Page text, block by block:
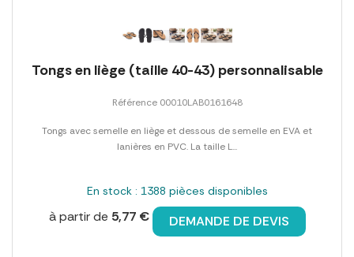
Tongs en liège (taille 40-43) personnalisable
Référence 00010LAB0161648
Tongs avec semelle en liège et dessous de semelle en EVA et
lanières en PVC. La taille L...
En stock : 1388 pièces disponibles
à partir de 5,77 € DEMANDE DE DEVIS